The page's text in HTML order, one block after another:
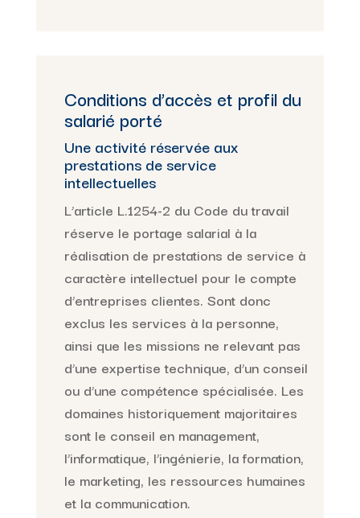
Conditions d’accès et profil du
salarié porté
Une activité réservée aux
prestations de service
intellectuelles
L’article L.1254-2 du Code du travail
réserve le portage salarial à la
réalisation de prestations de service à
caractère intellectuel pour le compte
d’entreprises clientes. Sont donc
exclus les services à la personne,
ainsi que les missions ne relevant pas
d’une expertise technique, d’un conseil
ou d’une compétence spécialisée. Les
domaines historiquement majoritaires
sont le conseil en management,
l’informatique, l’ingénierie, la formation,
le marketing, les ressources humaines
et la communication.